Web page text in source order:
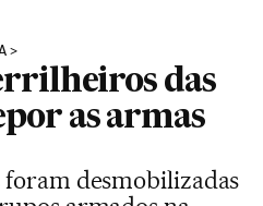
das
as armas
foram desmobilizadas